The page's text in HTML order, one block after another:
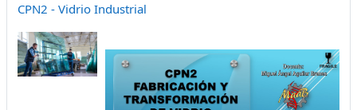
CPN2 - Vidrio Industrial